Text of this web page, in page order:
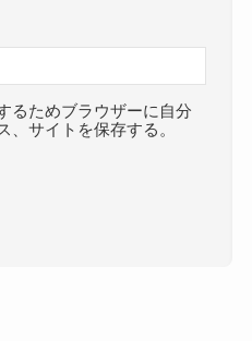
るためブラウザーに自分
、サイトを保存する。